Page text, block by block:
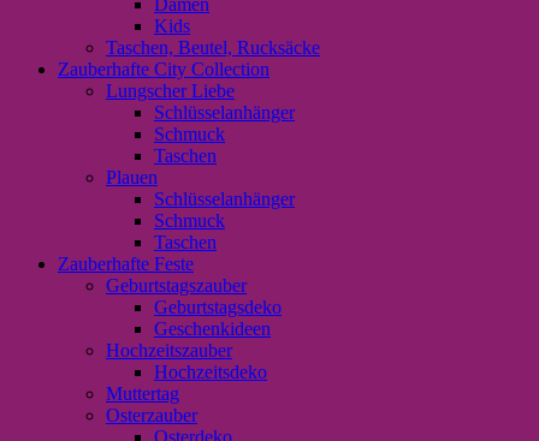
Kids
Taschen, Beutel, Rucksäcke
Zauberhafte City Collection
Lungscher Liebe
Schlüsselanhänger
Schmuck
Taschen
Plauen
Schlüsselanhänger
Schmuck
Taschen
Zauberhafte Feste
Geburtstagszauber
Geburtstagsdeko
Geschenkideen
Hochzeitszauber
Hochzeitsdeko
Muttertag
Osterzauber
Osterdeko